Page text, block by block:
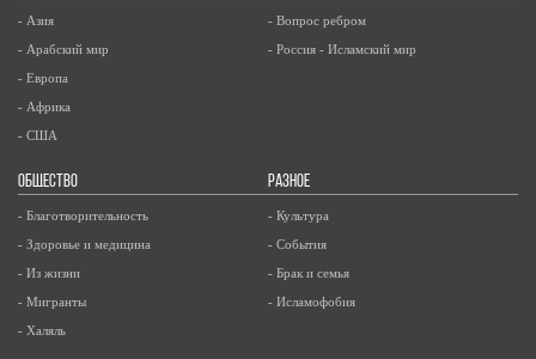
- Азия
- Арабский мир
- Европа
- Африка
- США
- Вопрос ребром
- Россия - Исламский мир
ОБЩЕСТВО
- Благотворительность
- Здоровье и медицина
- Из жизни
- Мигранты
- Халяль
РАЗНОЕ
- Культура
- События
- Брак и семья
- Исламофобия